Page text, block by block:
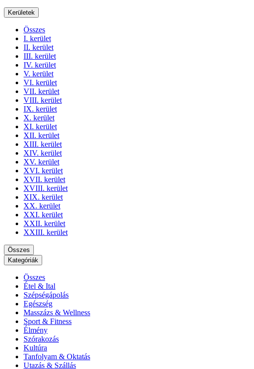
Kerületek
Összes
I. kerület
II. kerület
III. kerület
IV. kerület
V. kerület
VI. kerület
VII. kerület
VIII. kerület
IX. kerület
X. kerület
XI. kerület
XII. kerület
XIII. kerület
XIV. kerület
XV. kerület
XVI. kerület
XVII. kerület
XVIII. kerület
XIX. kerület
XX. kerület
XXI. kerület
XXII. kerület
XXIII. kerület
Összes
Kategóriák
Összes
Étel & Ital
Szépségápolás
Egészség
Masszázs & Wellness
Sport & Fitness
Élmény
Szórakozás
Kultúra
Tanfolyam & Oktatás
Utazás & Szállás